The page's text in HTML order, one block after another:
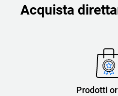
Acquista
Prodotti